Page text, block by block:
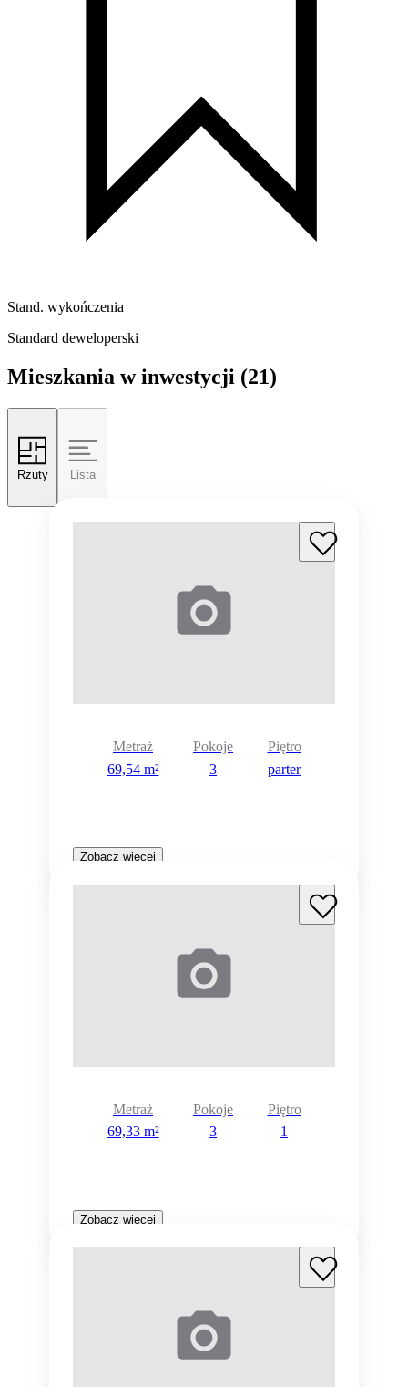
Stand. wykończenia
Standard deweloperski
Mieszkania w inwestycji (21)
Rzuty Lista
Metraż
69,54 m²
Pokoje
3
Piętro
parter
Zobacz więcej
Metraż
69,33 m²
Pokoje
3
Piętro
1
Zobacz więcej